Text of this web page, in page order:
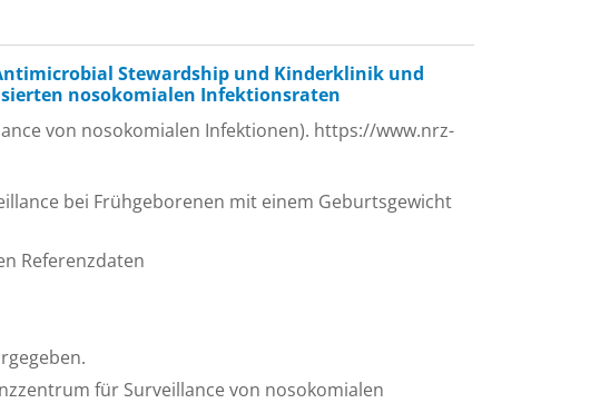
Stewardship und Kinderklinik und
nosokomialen Infektionsraten
von nosokomialen Infektionen). https://www.nrz-
bei Frühgeborenen mit einem Geburtsgewicht
Referenzdaten
für Surveillance von nosokomialen